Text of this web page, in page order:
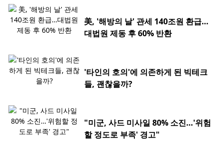
美, '해방의 날' 관세 140조원 환급…
대법원 제동 후 60% 반환
'타인의 호의'에 의존하게 된 빅테크
들, 괜찮을까?
"미군, 사드 미사일 80% 소진…'위험
할 정도로 부족' 경고"